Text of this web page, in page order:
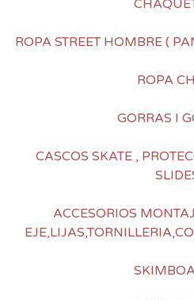
ROPA STREET HOMBRE (
ROPA
GORRAS I
CASCOS SKATE ,
ACCESORIOS